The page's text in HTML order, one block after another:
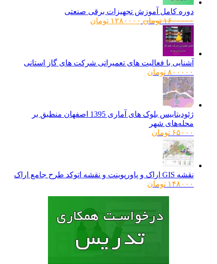
دوره کامل آموزش تجهیزات برقی صنعتی
۱۶۰۰۰۰۰ تومانقیمت
۱۲۸۰۰۰۰ تومانقیمت
آشنایی با فعالیت های تعمیراتی شرکت های گاز استانی
۸۰۰۰۰۰ تومان
ژئودیتابیس بلوک های آماری 1395 اصفهان منطبق بر
محله‌های شهر
۶۵۰۰۰ تومان
نقشه GIS اراک و پاورپوینت و نقشه اتوکد طرح جامع اراک
۱۴۸۰۰۰ تومان